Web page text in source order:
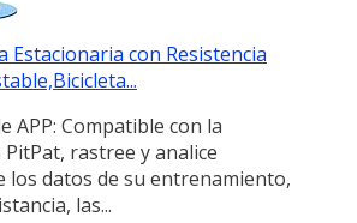
Estacionaria con Resistencia
APP: Compatible con la
rastree y analice
los datos de su entrenamiento,
las...